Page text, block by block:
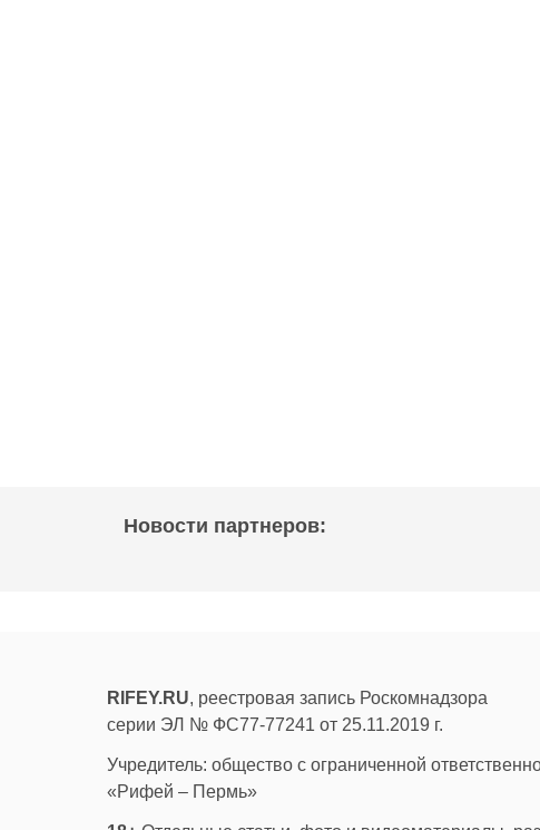
Новости партнеров:
RIFEY.RU, реестровая запись Роскомнадзора
серии ЭЛ № ФС77-77241 от 25.11.2019 г.
Учредитель: общество с ограниченной
«Рифей – Пермь»